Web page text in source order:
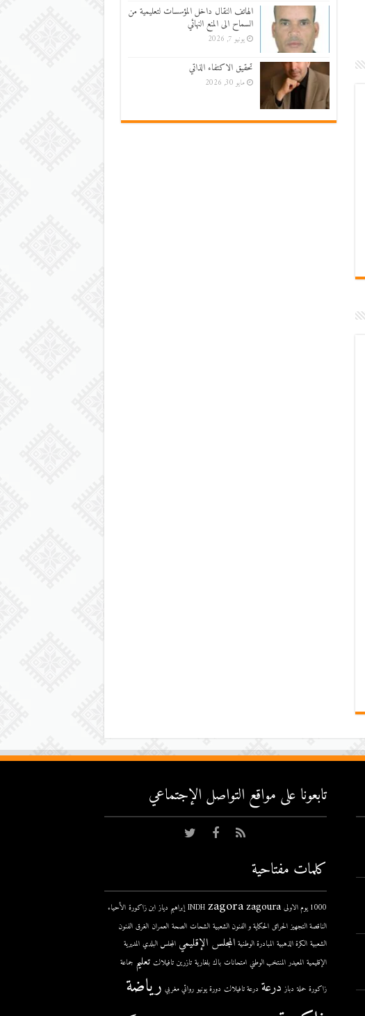
الهاتف النقال داخل المؤسسات لتعليمية من
السماح الى المنع النهائي
يونيو 7, 2026
تحقيق الاكتفاء الذاتي
مايو 30, 2026
تابعونا على مواقع التواصل اﻹجتماعي
كلمات مفتاحية
1000 يوم الاولى INDH zagorazagoura إبراهيم دياز ابن زاكورة الأحياء
الناقصة التجهيز الحرائق الحكاية و الفنون الشعبية الشحات الصحة العمران الغرق الفنون
الشعبية الكرة الذهبية المبادرة الوطنية المجلس الإقليمي المجلس البلدي المديرية
الإقليمية المعيدر المنتخب الوطني امتحانات باك بلغارية تازرين تافيلالت تعليم جماعة
زاكورة حملة دباز درعة درعة تافيلالت دورة يونيو روائي مغربي رياضة